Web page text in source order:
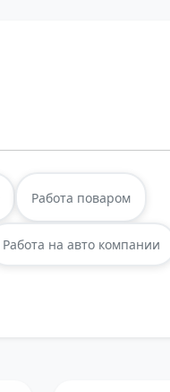
Работа поваром
Работа на авто компании